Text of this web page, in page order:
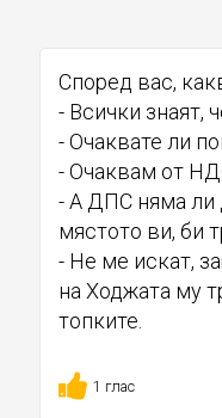
Според вас,
- Всички знаят,
- Очаквате ли
- Очаквам от
- А ДПС няма ли
мястото ви, би
- Не ме искат,
на Ходжата му
топките.
1 глас